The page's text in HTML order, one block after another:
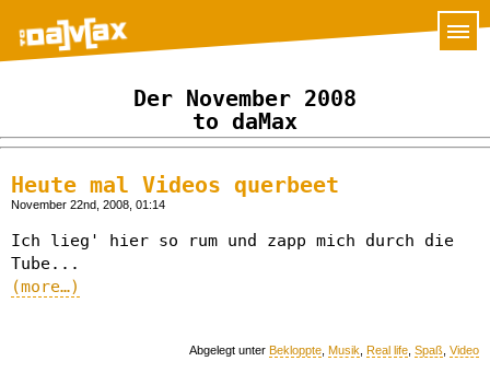
Der November 2008
to daMax
Heute mal Videos querbeet
November 22nd, 2008, 01:14
Ich lieg' hier so rum und zapp mich durch die
Tube...
(more…)
Abgelegt unter Bekloppte Musik Real life Spaß Video